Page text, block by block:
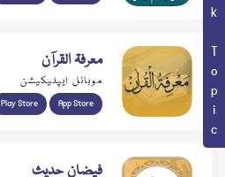
Book Topic معرفۃ القرآن
موبائل ایپلیکیشن
Play Store App Store
فیضانِ حدیث